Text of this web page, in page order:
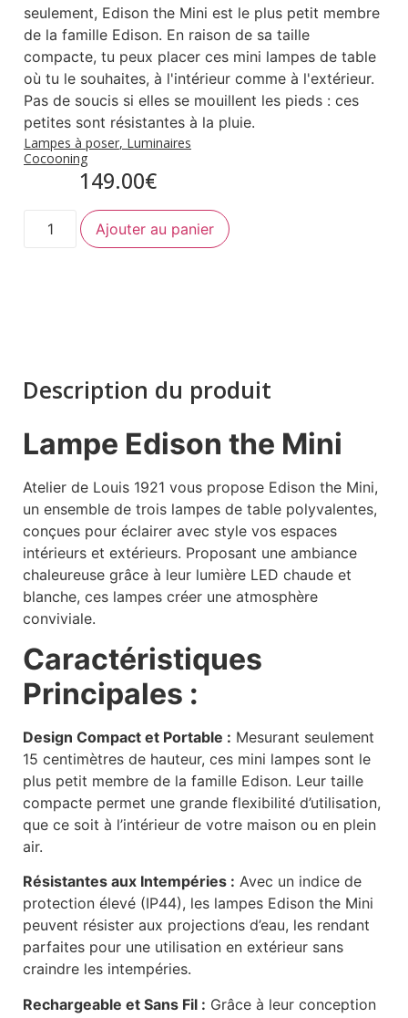
seulement, Edison the Mini est le plus petit membre
de la famille Edison. En raison de sa taille
compacte, tu peux placer ces mini lampes de table
où tu le souhaites, à l'intérieur comme à l'extérieur.
Pas de soucis si elles se mouillent les pieds : ces
petites sont résistantes à la pluie.
Lampes à poser, Luminaires
Cocooning
149.00€
Ajouter au panier
Description du produit
Lampe Edison the Mini
Atelier de Louis 1921 vous propose Edison the Mini,
un ensemble de trois lampes de table polyvalentes,
conçues pour éclairer avec style vos espaces
intérieurs et extérieurs. Proposant une ambiance
chaleureuse grâce à leur lumière LED chaude et
blanche, ces lampes créer une atmosphère
conviviale.
Caractéristiques
Principales :
Design Compact et Portable : Mesurant seulement
15 centimètres de hauteur, ces mini lampes sont le
plus petit membre de la famille Edison. Leur taille
compacte permet une grande flexibilité d’utilisation,
que ce soit à l’intérieur de votre maison ou en plein
air.
Résistantes aux Intempéries : Avec un indice de
protection élevé (IP44), les lampes Edison the Mini
peuvent résister aux projections d’eau, les rendant
parfaites pour une utilisation en extérieur sans
craindre les intempéries.
Rechargeable et Sans Fil : Grâce à leur conception